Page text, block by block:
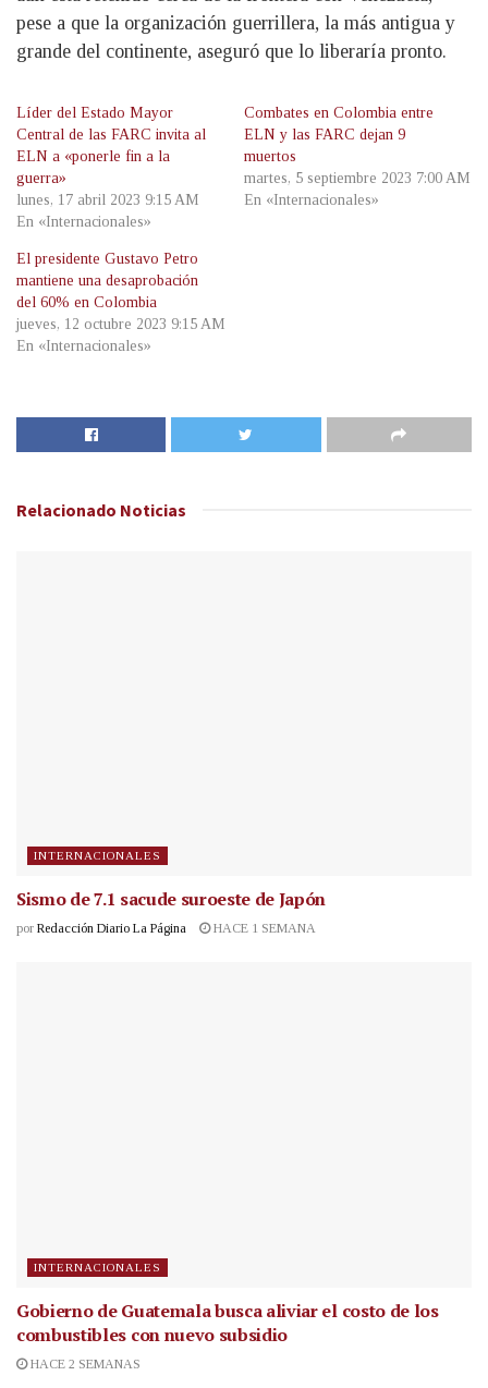
pese a que la organización guerrillera, la más antigua y
grande del continente, aseguró que lo liberaría pronto.
Líder del Estado Mayor
Central de las FARC invita al
ELN a «ponerle fin a la
guerra»
lunes, 17 abril 2023 9:15 AM
En «Internacionales»
Combates en Colombia entre
ELN y las FARC dejan 9
muertos
martes, 5 septiembre 2023 7:00 AM
En «Internacionales»
El presidente Gustavo Petro
mantiene una desaprobación
del 60% en Colombia
jueves, 12 octubre 2023 9:15 AM
En «Internacionales»
Relacionado Noticias
INTERNACIONALES
Sismo de 7.1 sacude suroeste de Japón
por Redacción Diario La Página HACE 1 SEMANA
INTERNACIONALES
Gobierno de Guatemala busca aliviar el costo de los
combustibles con nuevo subsidio
HACE 2 SEMANAS